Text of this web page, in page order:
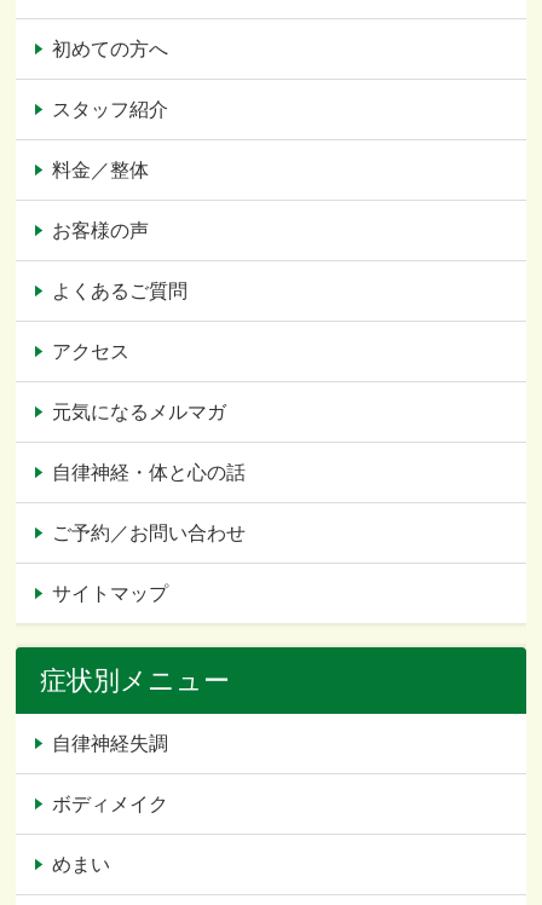
初めての方へ
スタッフ紹介
料金／整体
お客様の声
よくあるご質問
アクセス
元気になるメルマガ
自律神経・体と心の話
ご予約／お問い合わせ
サイトマップ
症状別メニュー
自律神経失調
ボディメイク
めまい